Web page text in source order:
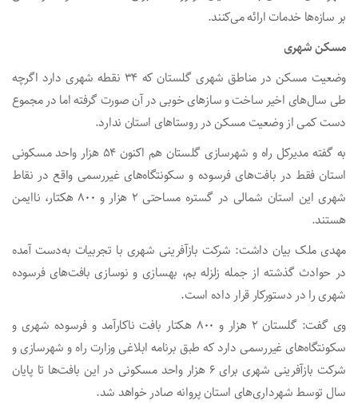
بر سازه‌ها خدمات ارائه می‌کنند.
مسکن شهری
وضعیت مسکن در مناطق شهری گلستان که ۳۴ نقطه شهری دارد اگرچه
طی سال‌های اخیر ساخت و سازهای خوبی در آن صورت گرفته اما در مجموع
دست کمی از وضعیت مسکن در روستاهای استان ندارد.
به گفته مدیرکل راه و شهرسازی گلستان هم اکنون ۵۴ هزار واحد مسکونی
استان فقط در بافت‌های فرسوده و سکونتگاه‌های غیررسمی واقع در نقاط
شهری این استان شمالی در گستره مساحتی ۲ هزار و ۸۰۰ هکتار، ناایمن
هستند.
مهدی ملک بیان داشت: شرکت بازآفرینی شهری با تجربیات به‌دست آمده
در حوادث گذشته از جمله زلزله بم، بهسازی و نوسازی بافت‌های فرسوده
شهری را در دستورکار قرار داده است.
وی گفت: گلستان ۲ هزار و ۸۰۰ هکتار بافت ناکارآمد و فرسوده شهری و
سکونتگاه‌های غیررسمی دارد که طبق برنامه ابلاغی وزارت راه و شهرسازی و
شرکت بازآفرینی شهری برای ۶ هزار واحد مسکونی در این بافت‌ها تا پایان
سال توسط شهرداری‌های استان پروانه صادر خواهد شد.